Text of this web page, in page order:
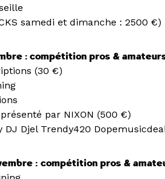
samedi et dimanche : 2500 €)
: compétition pros &
(30 €)
par NIXON (500 €)
DJ Djel Trendy420
: compétition pros &